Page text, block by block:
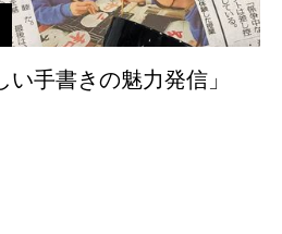
い手書きの魅力発信」